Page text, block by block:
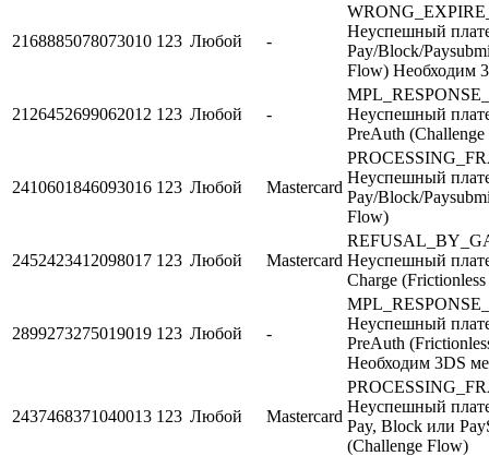
2168885078073010 123 Любой -
Неуспешный
Pay/Block/
Flow) Необходим
2126452699062012 123 Любой -
Неуспешный
PreAuth
2410601846093016 123 Любой Mastercard
Неуспешный
Pay/Block/
Flow)
2452423412098017 123 Любой Mastercard Неуспешный
Charge
2899273275019019 123 Любой -
Неуспешный
PreAuth
Необходим 3DS
2437468371040013 123 Любой Mastercard
Неуспешный
Pay, Block или
(Challenge Flow)